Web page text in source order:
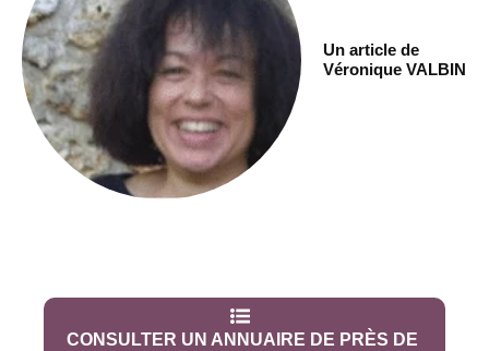
Un article de
Véronique VALBIN
CONSULTER UN ANNUAIRE DE PRÈS DE